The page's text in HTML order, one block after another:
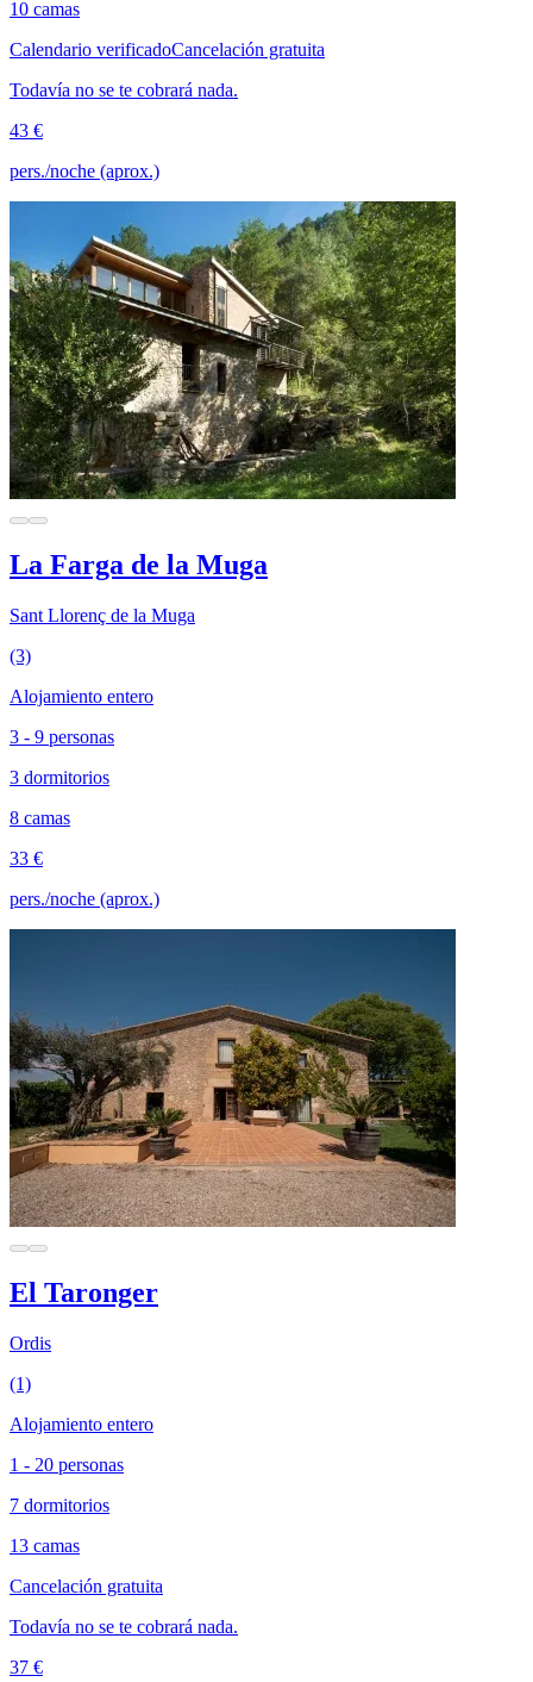
10 camas
Calendario verificadoCancelación gratuita
Todavía no se te cobrará nada.
43 €
pers./noche (aprox.)
La Farga de la Muga
Sant Llorenç de la Muga
(3)
Alojamiento entero
3 - 9 personas
3 dormitorios
8 camas
33 €
pers./noche (aprox.)
El Taronger
Ordis
(1)
Alojamiento entero
1 - 20 personas
7 dormitorios
13 camas
Cancelación gratuita
Todavía no se te cobrará nada.
37 €